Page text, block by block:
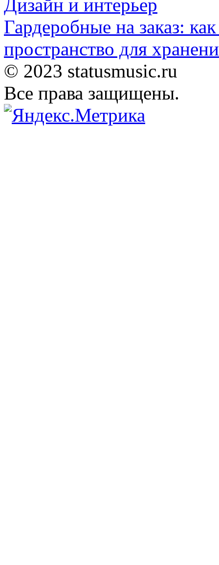
Дизайн и интерьер
Гардеробные на заказ:
пространство для
© 2023 statusmusic.ru
Все права защищены.